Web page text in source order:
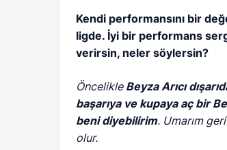
Kendi performansını bir
ligde. İyi bir performans
verirsin, neler söylersin?
Öncelikle Beyza Arıcı
başarıya ve kupaya aç bir
beni diyebilirim. Umarım
olur.